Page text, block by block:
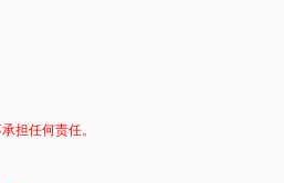
担任何责任。